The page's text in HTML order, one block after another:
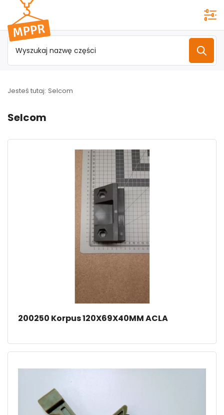
Przejdź do
menu
głównego
Jesteś tutaj: Selcom
Selcom
200250 Korpus 120X69X40MM ACLA